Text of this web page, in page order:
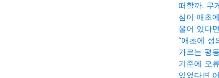
떠할까. 무
심이 애초
울어 있다
“애초에 정
가르는 평
기준에 오
있었다면